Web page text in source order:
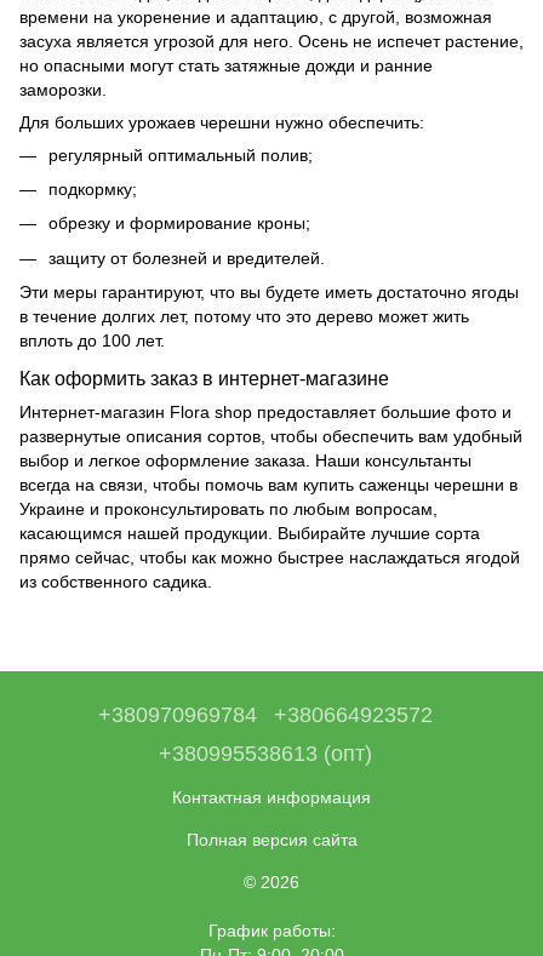
времени на укоренение и адаптацию, с другой, возможная
засуха является угрозой для него. Осень не испечет растение,
но опасными могут стать затяжные дожди и ранние
заморозки.
Для больших урожаев черешни нужно обеспечить:
регулярный оптимальный полив;
подкормку;
обрезку и формирование кроны;
защиту от болезней и вредителей.
Эти меры гарантируют, что вы будете иметь достаточно ягоды
в течение долгих лет, потому что это дерево может жить
вплоть до 100 лет.
Как оформить заказ в интернет-магазине
Интернет-магазин Flora shop предоставляет большие фото и
развернутые описания сортов, чтобы обеспечить вам удобный
выбор и легкое оформление заказа. Наши консультанты
всегда на связи, чтобы помочь вам купить саженцы черешни в
Украине и проконсультировать по любым вопросам,
касающимся нашей продукции. Выбирайте лучшие сорта
прямо сейчас, чтобы как можно быстрее наслаждаться ягодой
из собственного садика.
+380970969784
+380664923572
+380995538613 (опт)
Контактная информация
Полная версия сайта
© 2026
График работы: